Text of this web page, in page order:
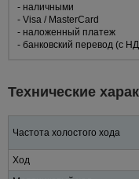
- наличными
- Visa / MasterCard
- наложенный платеж
- банковский перевод (с
Технические
Частота холостого хода
Ход